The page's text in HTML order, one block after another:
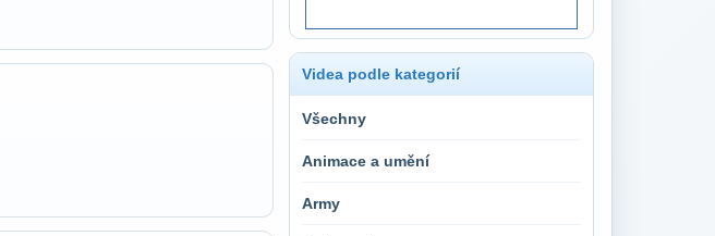
Videa podle kategorií
Všechny
Animace a umění
Army